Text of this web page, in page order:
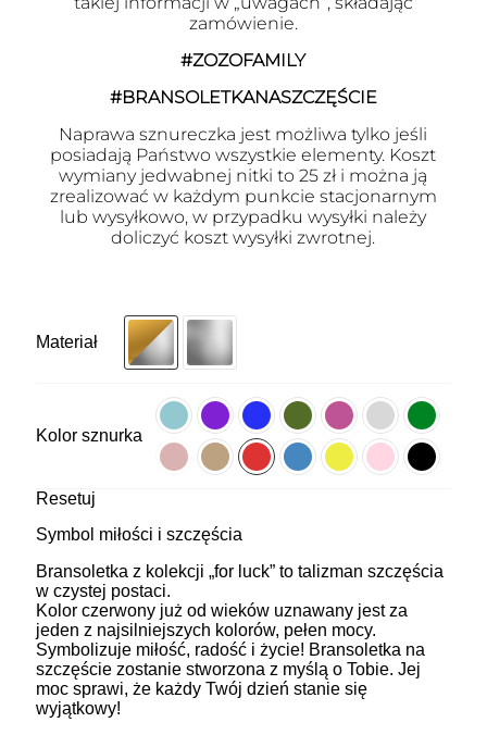
zamówienie.
#ZOZOFAMILY
#BRANSOLETKANASZCZĘŚCIE
Naprawa sznureczka jest możliwa tylko jeśli
posiadają Państwo wszystkie elementy. Koszt
wymiany jedwabnej nitki to 25 zł i można ją
zrealizować w każdym punkcie stacjonarnym
lub wysyłkowo, w przypadku wysyłki należy
doliczyć koszt wysyłki zwrotnej.
Materiał
Kolor sznurka
Resetuj
Symbol miłości i szczęścia
Bransoletka z kolekcji „for luck” to talizman szczęścia
w czystej postaci.
Kolor czerwony już od wieków uznawany jest za
jeden z najsilniejszych kolorów, pełen mocy.
Symbolizuje miłość, radość i życie! Bransoletka na
szczęście zostanie stworzona z myślą o Tobie. Jej
moc sprawi, że każdy Twój dzień stanie się
wyjątkowy!